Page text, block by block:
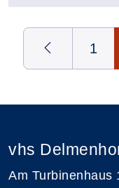
1
vhs
Am Turbinenhaus